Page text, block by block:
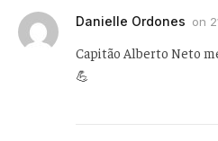
Danielle Ordones on
Capitão Alberto Neto
💪